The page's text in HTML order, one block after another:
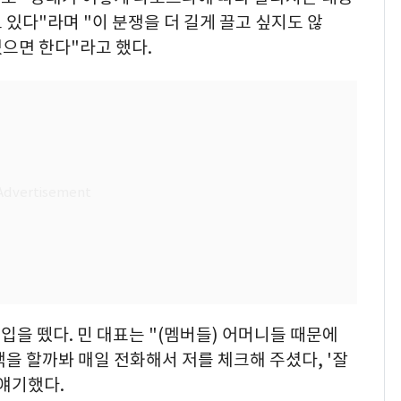
다"라며 "이 분쟁을 더 길게 끌고 싶지도 않
면 한다"라고 했다.
을 뗐다. 민 대표는 "(멤버들) 어머니들 때문에
할까봐 매일 전화해서 저를 체크해 주셨다, '잘
기했다.